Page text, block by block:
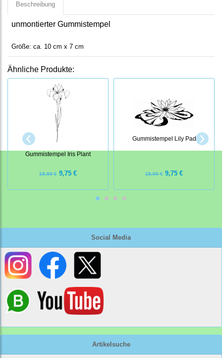
Social Media
Artikelsuche
Beschreibung
unmontierter Gummistempel
Größe: ca. 10 cm x 7 cm
Ähnliche Produkte:
Gummistempel Iris Plant
15,00 € 9,75 €
Gummistempel Lily Pad
15,00 € 9,75 €